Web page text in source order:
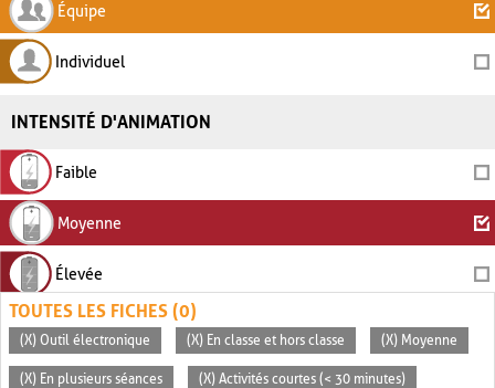
Équipe
Individuel
INTENSITÉ D'ANIMATION
Faible
Moyenne
Élevée
TOUTES LES FICHES (0)
(X) Outil électronique (X) En classe et hors classe (X) Moyenne
(X) En plusieurs séances (X) Activités courtes (< 30 minutes)